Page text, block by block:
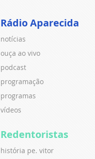
Rádio Aparecida
notícias
ouça ao vivo
podcast
programação
programas
vídeos
Redentoristas
história pe. vitor